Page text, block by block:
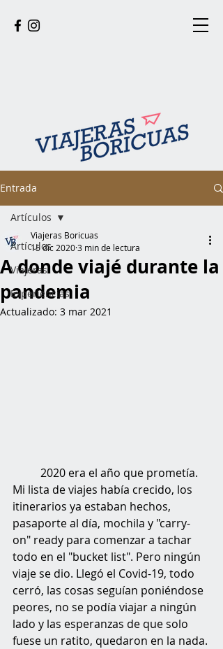
Entrada
Artículos
Viajeras
Experiencias
Artículos
A donde viajé durante la
pandemia
Viajeras Boricuas
15 dic 20203 min de lectura
Actualizado: 3 mar 2021
Mi lista de viajes había crecido, los
itinerarios ya estaban hechos,
pasaporte al día, mochila y "carry-
on" ready para comenzar a tachar
todo en el "bucket list". Pero ningún
viaje se dio. Llegó el Covid-19, todo
cerró, las cosas seguían poniéndose
peores, no se podía viajar a ningún
lado y las esperanzas de que solo
fuese un ratito, quedaron en la nada.